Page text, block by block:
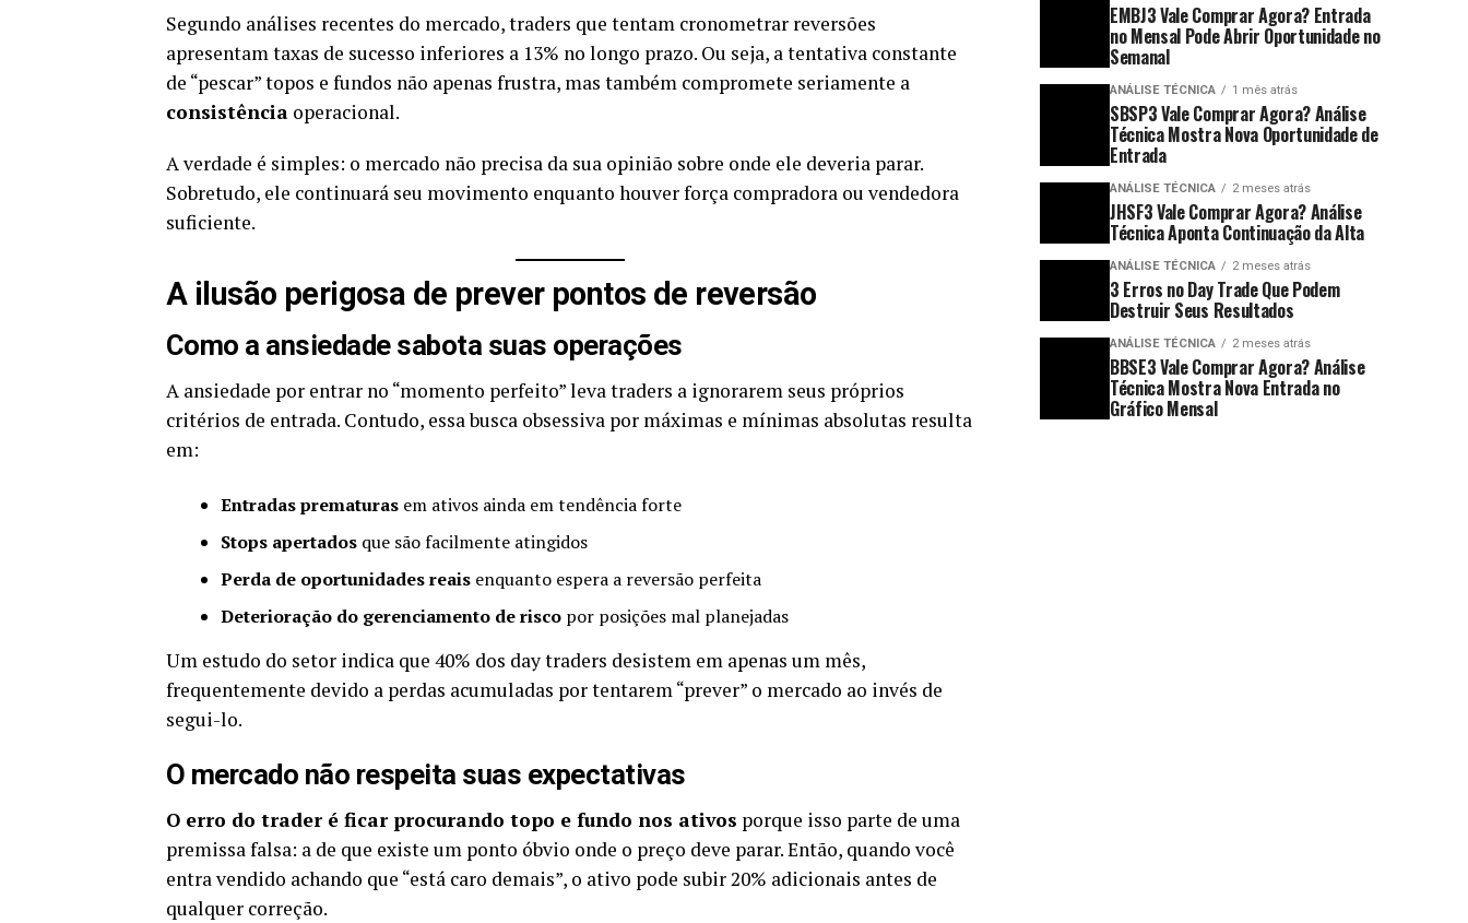
Segundo análises recentes do mercado, traders que tentam cronometrar reversões
apresentam taxas de sucesso inferiores a 13% no longo prazo. Ou seja, a tentativa constante
de “pescar” topos e fundos não apenas frustra, mas também compromete seriamente a
consistência operacional.
A verdade é simples: o mercado não precisa da sua opinião sobre onde ele deveria parar.
Sobretudo, ele continuará seu movimento enquanto houver força compradora ou vendedora
suficiente.
A ilusão perigosa de prever pontos de reversão
Como a ansiedade sabota suas operações
A ansiedade por entrar no “momento perfeito” leva traders a ignorarem seus próprios
critérios de entrada. Contudo, essa busca obsessiva por máximas e mínimas absolutas resulta
em:
Entradas prematuras em ativos ainda em tendência forte
Stops apertados que são facilmente atingidos
Perda de oportunidades reais enquanto espera a reversão perfeita
Deterioração do gerenciamento de risco por posições mal planejadas
Um estudo do setor indica que 40% dos day traders desistem em apenas um mês,
frequentemente devido a perdas acumuladas por tentarem “prever” o mercado ao invés de
segui-lo.
O mercado não respeita suas expectativas
O erro do trader é ficar procurando topo e fundo nos ativos porque isso parte de uma
premissa falsa: a de que existe um ponto óbvio onde o preço deve parar. Então, quando você
entra vendido achando que “está caro demais”, o ativo pode subir 20% adicionais antes de
qualquer correção.
EMBJ3 Vale Comprar Agora? Entrada
no Mensal Pode Abrir Oportunidade no
Semanal
ANÁLISE TÉCNICA 1 mês atrás
SBSP3 Vale Comprar Agora? Análise
Técnica Mostra Nova Oportunidade de
Entrada
ANÁLISE TÉCNICA 2 meses atrás
JHSF3 Vale Comprar Agora? Análise
Técnica Aponta Continuação da Alta
ANÁLISE TÉCNICA 2 meses atrás
3 Erros no Day Trade Que Podem
Destruir Seus Resultados
ANÁLISE TÉCNICA 2 meses atrás
BBSE3 Vale Comprar Agora? Análise
Técnica Mostra Nova Entrada no
Gráfico Mensal